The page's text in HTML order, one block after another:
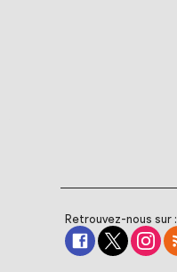
Retrouvez-nous sur :